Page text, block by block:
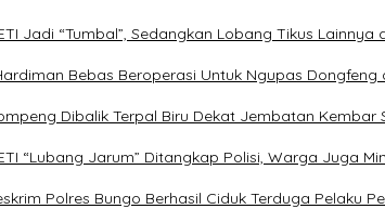
Jadi “Tumbal”, Sedangkan Lobang Tikus
Bebas Beroperasi Untuk Ngupas Dongfeng
Dibalik Terpal Biru Dekat Jembatan Kembar
“Lubang Jarum” Ditangkap Polisi, Warga Juga
Polres Bungo Berhasil Ciduk Terduga Pelaku